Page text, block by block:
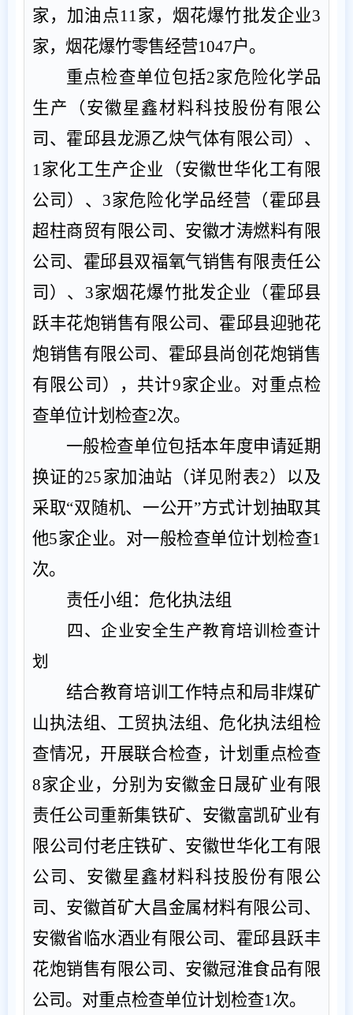
家，加油点11 家，烟花爆竹批发企业3
家，烟花爆竹零售经营1047户。
重点检查单位包括2家危险化学品
生产（安徽星鑫材料科技股份有限公
司、霍邱县龙源乙炔气体有限公司）、
1 家化工生产企业（安徽世华化工有限
公司）、 3家危险化学品经营（霍邱县
超柱商贸有限公司、安徽才涛燃料有限
公司、霍邱县双福氧气销售有限责任公
司）、 3家烟花爆竹批发企业（霍邱县
跃丰花炮销售有限公司、霍邱县迎驰花
炮销售有限公司、霍邱县尚创花炮销售
有限公司），共计9家企业。 对重点检
查单位计划检查2次。
一般检查单位包括本年度申请延期
换证的25家加油站（详见附表2）以及
采取“双随机、一公开”方式计划抽取其
他5家企业。对一般检查单位计划检查1
次。
责任小组 ： 危化执法组
四、 企业安全生产教育培训检查计
划
结合教育培训工作特点和局非煤矿
山执法组、工贸执法组、危化执法组检
查情况， 开展联合检查， 计划重点检查
8家企业，分别为安徽金日晟矿业有限
责任公司重新集铁矿、安徽富凯矿业有
限公司付老庄铁矿、安徽世华化工有限
公司、安徽星鑫材料科技股份有限公
司、安徽首矿大昌金属材料有限公司、
安徽省临水酒业有限公司、霍邱县跃丰
花炮销售有限公司、安徽冠淮食品有限
公司。对重点检查单位计划检查1 次。